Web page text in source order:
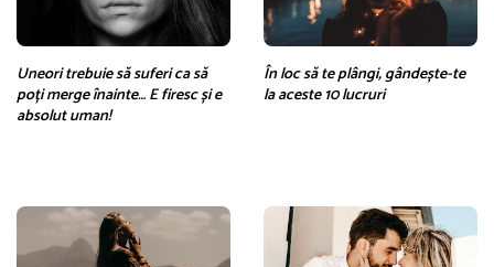
Uneori trebuie să suferi ca să
poți merge înainte… E firesc și e
absolut uman!
În loc să te plângi, gândește-te
la aceste 10 lucruri